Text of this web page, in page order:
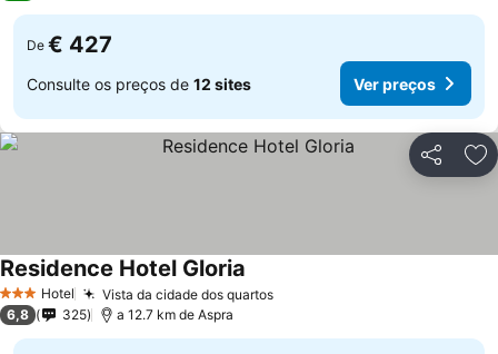
De € 427
Consulte os preços de 12 sites Ver preços
Partilhar
3 EstrelasHotel Vista da cidade dos quartos
Residence Hotel Gloria
6,8 325 a 12.7 km de Aspra